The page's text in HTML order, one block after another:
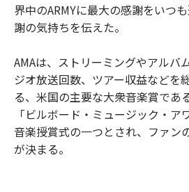
界中のARMYに最大の感謝をいつ
謝の気持ちを伝えた。
AMAは、ストリーミングやアルバ
ジオ放送回数、ツアー収益などを
る、米国の主要な大衆音楽賞であ
「ビルボード・ミュージック・ア
音楽授賞式の一つとされ、ファン
が決まる。